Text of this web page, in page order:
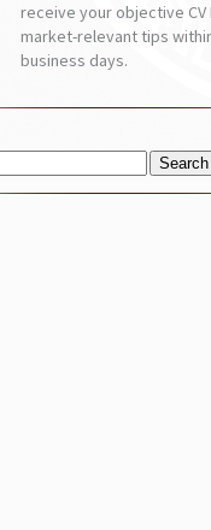
receive your objective
market-relevant tips
business days.